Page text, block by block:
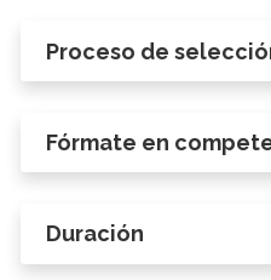
Proceso de
Fórmate en
Duración